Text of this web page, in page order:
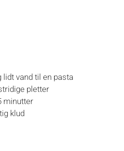
lidt vand til en pasta
pletter
minutter
klud